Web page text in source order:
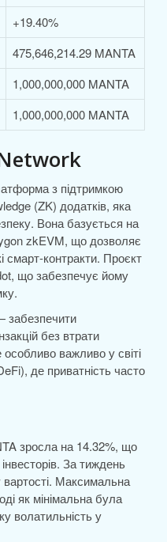
+19.40%
475,646,214.29 MANTA
1,000,000,000 MANTA
1,000,000,000 MANTA
з підтримкою
(ZK) додатків, яка
Вона базується на
zkEVM, що дозволяє
смарт-контракти. Проєкт
що забезпечує йому
забезпечити
без втрати
важливо у світі
де приватність часто
зросла на 14.32%, що
За тиждень
Максимальна
як мінімальна була
волатильність у